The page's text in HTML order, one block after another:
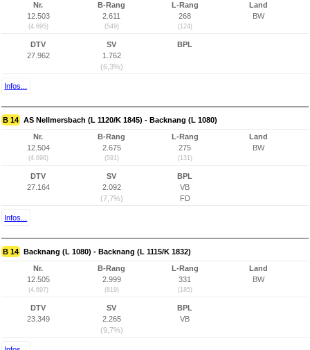
Nr.
12.503
(4.695)
B-Rang
2.611
(549)
L-Rang
268
(124)
Land
BW
DTV
27.962
SV
1.762
(6,3%)
BPL
Infos...
B 14 AS Nellmersbach (L 1120/K 1845) - Backnang (L 1080)
Nr.
12.504
(4.696)
B-Rang
2.675
(591)
L-Rang
275
(131)
Land
BW
DTV
27.164
SV
2.092
(7,7%)
BPL
VB
FD
Infos...
B 14 Backnang (L 1080) - Backnang (L 1115/K 1832)
Nr.
12.505
(4.697)
B-Rang
2.999
(819)
L-Rang
331
(185)
Land
BW
DTV
23.349
SV
2.265
(9,7%)
BPL
VB